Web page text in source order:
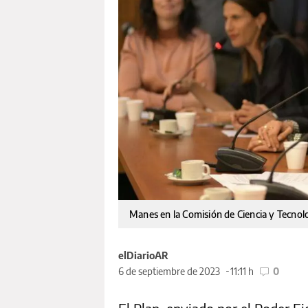
Manes en la Comisión de Ciencia y
elDiarioAR
6 de septiembre de 2023
11:11 h 0